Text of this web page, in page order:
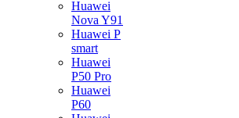
Huawei
Nova Y91
Huawei P
smart
Huawei
P50 Pro
Huawei
P60